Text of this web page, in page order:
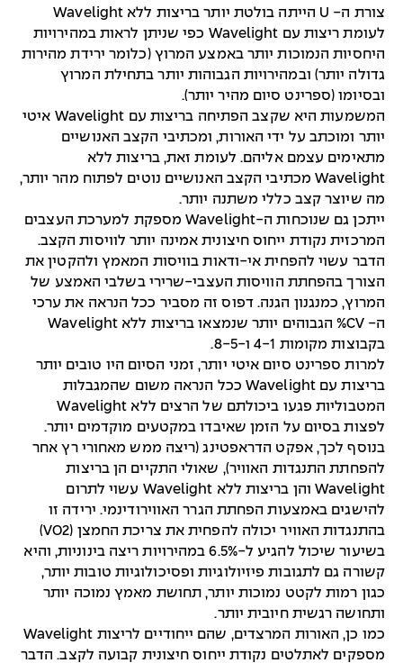
צורת ה- U הייתה בולטת יותר בריצות ללא Wavelight
לעומת ריצות עם Wavelight כפי שניתן לראות במהירויות
היחסיות הנמוכות יותר באמצע המרוץ (כלומר ירידת מהירות
גדולה יותר) ובמהירויות הגבוהות יותר בתחילת המרוץ
ובסיומו (ספרינט סיום מהיר יותר).
המשמעות היא שקצב הפתיחה בריצות עם Wavelight איטי
יותר ומוכתב על ידי האורות, ומכתיבי הקצב האנושיים
מתאימים עצמם אליהם. לעומת זאת, בריצות ללא
Wavelight מכתיבי הקצב האנושיים נוטים לפתוח מהר יותר,
מה שיוצר קצב כללי משתנה יותר.
ייתכן גם שנוכחות ה-Wavelight מספקת למערכת העצבים
המרכזית נקודת ייחוס חיצונית אמינה יותר לוויסות הקצב.
הדבר עשוי להפחית אי-ודאות בוויסות המאמץ ולהקטין את
הצורך בהפחתת הוויסות העצבי-שרירי בשלבי האמצע של
המרוץ, כמנגנון הגנה. דפוס זה מסביר ככל הנראה את ערכי
ה- CV% הגבוהים יותר שנמצאו בריצות ללא Wavelight
בקבוצות מקומות 4-1 ו-8-5.
למרות ספרינט סיום איטי יותר, זמני הסיום היו טובים יותר
בריצות עם Wavelight ככל הנראה משום שהמגבלות
המטבוליות פגעו ביכולתם של הרצים ללא Wavelight
לפצות בסיום על הזמן שאיבדו במקטעים מוקדמים יותר.
בנוסף לכך, אפקט הדראפטינג (ריצה ממש מאחורי רץ אחר
להפחתת התנגדות האוויר), שאולי התקיים הן בריצות
Wavelight והן בריצות ללא Wavelight עשוי לתרום
להישגים באמצעות הפחתת הגרר האווירודינמי. ירידה זו
בהתנגדות האוויר יכולה להפחית את צריכת החמצן (VO2)
בשיעור שיכול להגיע ל-6.5% במהירויות ריצה בינוניות, והיא
קשורה גם לתגובות פיזיולוגיות ופסיכולוגיות טובות יותר,
כגון רמות לקטט נמוכות יותר, תחושת מאמץ נמוכה יותר
ותחושה רגשית חיובית יותר.
כמו כן, האורות המרצדים, שהם ייחודיים לריצות Wavelight
מספקים לאתלטים נקודת ייחוס חיצונית קבועה לקצב. הדבר